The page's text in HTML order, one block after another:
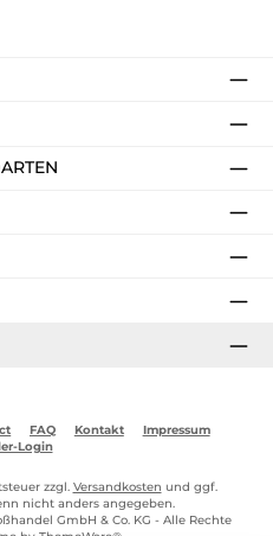
FAQ Kontakt
Impressum
Login
zzgl. Versandkosten und ggf.
nicht anders angegeben.
GmbH & Co. KG - Alle Rechte